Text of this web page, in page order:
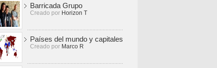
Barricada Grupo
Creado por Horizon T
Países del mundo y capitales
Creado por Marco R